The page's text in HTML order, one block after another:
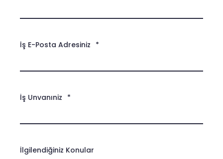
İş E-Posta Adresiniz *
İş Unvanıniz *
İlgilendiğiniz Konular